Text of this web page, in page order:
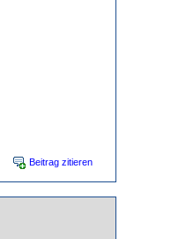
Beitrag zitieren